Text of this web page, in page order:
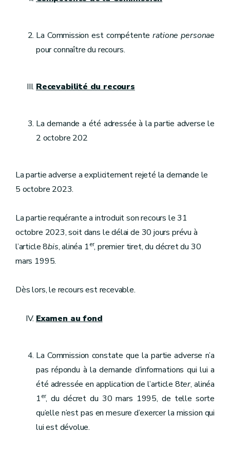
La Commission est compétenteratione personae
pour connaître du recours.
Recevabilité du recours
La demande a été adressée à la partie adverse le
2 octobre 202
La partie adverse a explicitement rejeté la demande le
5 octobre 2023.
La partie requérante a introduit son recours le 31
octobre 2023, soit dans le délai de 30 jours prévu à
l’article 8bis, alinéa 1er, premier tiret, du décret du 30
mars 1995.
Dès lors, le recours est recevable.
Examen au fond
La Commission constate que la partie adverse n’a
pas répondu à la demande d’informations qui lui a
été adressée en application de l’article 8ter, alinéa
1er, du décret du 30 mars 1995, de telle sorte
qu’elle n’est pas en mesure d’exercer la mission qui
lui est dévolue.